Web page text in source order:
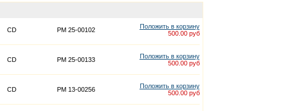
CD PM 25-00102
Положить в корзину
500.00 руб
CD PM 25-00133
Положить в корзину
500.00 руб
CD PM 13-00256
Положить в корзину
500.00 руб